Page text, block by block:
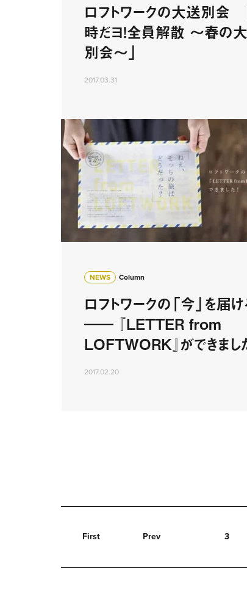
ロフトワークの大送別会
時だヨ！全員解散 〜春の
別会〜」
2017.03.31
NEWS Column
ロフトワークの「今」を届け
―― 『LETTER from
LOFTWORK』ができまし
2017.02.20
First Prev 3